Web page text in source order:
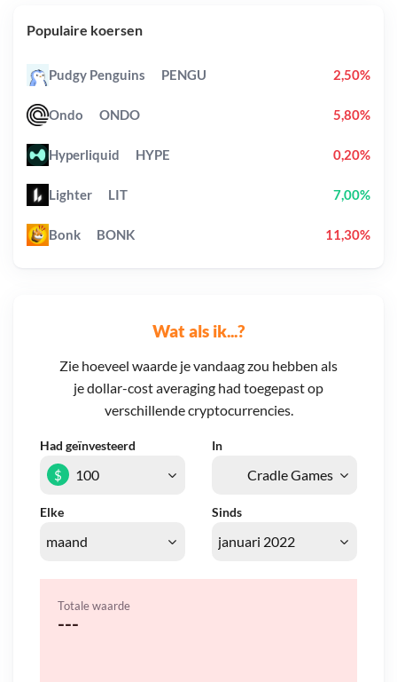
Wat als ik...?
Zie hoeveel waarde je vandaag zou hebben als
je dollar-cost averaging had toegepast op
verschillende cryptocurrencies.
Had geïnvesteerd In
Elke Sinds
$
Totale waarde
---
Populaire koersen
Pudgy Penguins PENGU 2,50%
Ondo ONDO 5,80%
Hyperliquid HYPE 0,20%
Lighter LIT 7,00%
Bonk BONK 11,30%